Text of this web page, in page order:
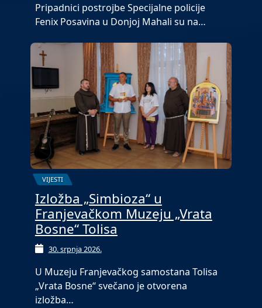
Pripadnici postrojbe Specijalne policije
Fenix Posavina u Donjoj Mahali su na…
VIJESTI
Izložba „Simbioza“ u
Franjevačkom Muzeju „Vrata
Bosne“ Tolisa
30. srpnja 2026.
U Muzeju Franjevačkog samostana Tolisa
„Vrata Bosne“ svečano je otvorena
izložba…